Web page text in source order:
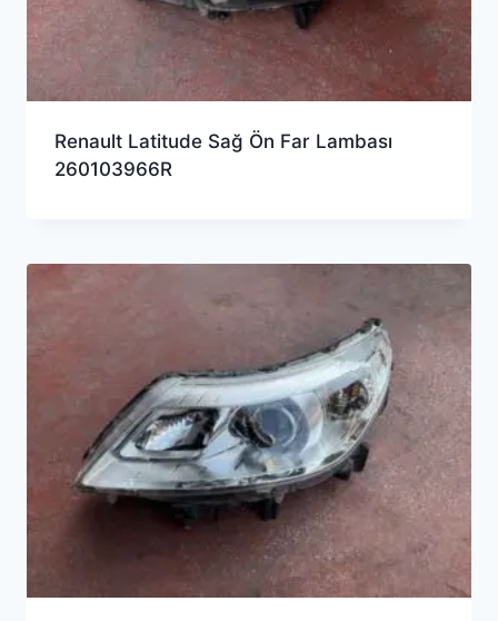
Renault Latitude Sağ Ön Far Lambası
260103966R